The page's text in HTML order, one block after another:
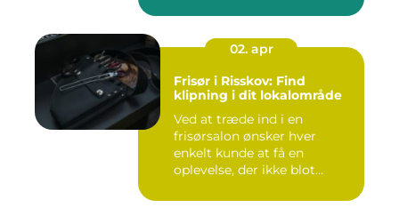
02. apr
Frisør i Risskov: Find
klipning i dit lokalområde
Ved at træde ind i en
frisørsalon ønsker hver
enkelt kunde at få en
oplevelse, der ikke blot